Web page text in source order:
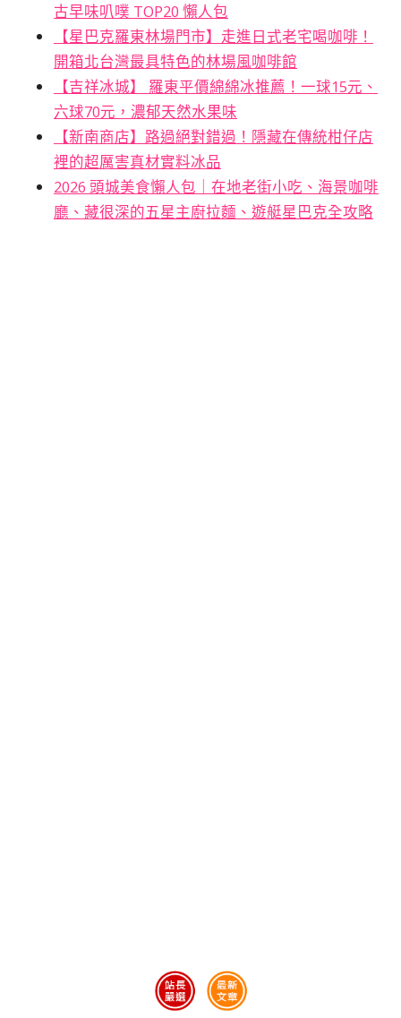
古早味叭噗 TOP20 懶人包
【星巴克羅東林場門市】走進日式老宅喝咖啡！
開箱北台灣最具特色的林場風咖啡館
【吉祥冰城】 羅東平價綿綿冰推薦！一球15元、
六球70元，濃郁天然水果味
【新南商店】路過絕對錯過！隱藏在傳統柑仔店
裡的超厲害真材實料冰品
2026 頭城美食懶人包｜在地老街小吃、海景咖啡
廳、藏很深的五星主廚拉麵、遊艇星巴克全攻略